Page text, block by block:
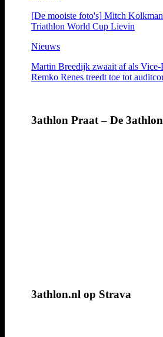
[De mooiste foto's] Mitch
Triathlon World Cup Lievin
Nieuws
Martin Breedijk zwaait af als Vice-
Remko Renes treedt toe tot
3athlon Praat – De
3athlon.nl op Strava